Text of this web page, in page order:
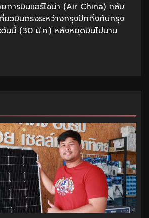
ยการบินแอร์ไชน่า (Air China) กลับ
ที่ยวบินตรงระหว่างกรุงปักกิ่งกับกรุง
นนี้ (30 มี.ค.) หลังหยุดบินไปนาน